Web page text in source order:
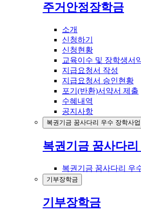
주거안정장학금
소개
신청하기
신청현황
교육이수 및 장학생서
지급요청서 작성
지급요청서 승인현황
포기(반환)서약서 제출
수혜내역
공지사항
복권기금 꿈사다리 우수 장학사업
복권기금 꿈사다
복권기금 꿈사다리 우
기부장학금
기부장학금